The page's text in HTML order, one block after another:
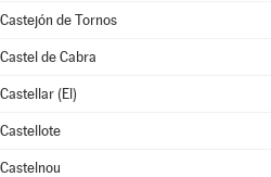
Castejón de Tornos
Castel de Cabra
Castellar (El)
Castellote
Castelnou